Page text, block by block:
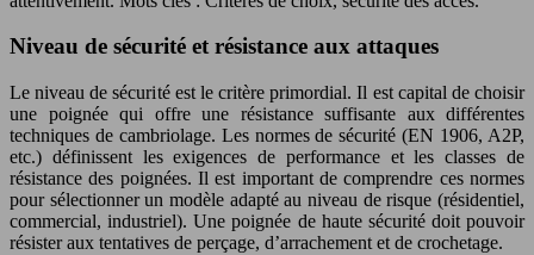
Niveau de sécurité et résistance aux attaques
Le niveau de sécurité est le critère primordial. Il est capital de choisir
une poignée qui offre une résistance suffisante aux différentes
techniques de cambriolage. Les normes de sécurité (EN 1906, A2P,
etc.) définissent les exigences de performance et les classes de
résistance des poignées. Il est important de comprendre ces normes
pour sélectionner un modèle adapté au niveau de risque (résidentiel,
commercial, industriel). Une poignée de haute sécurité doit pouvoir
résister aux tentatives de perçage, d’arrachement et de crochetage.